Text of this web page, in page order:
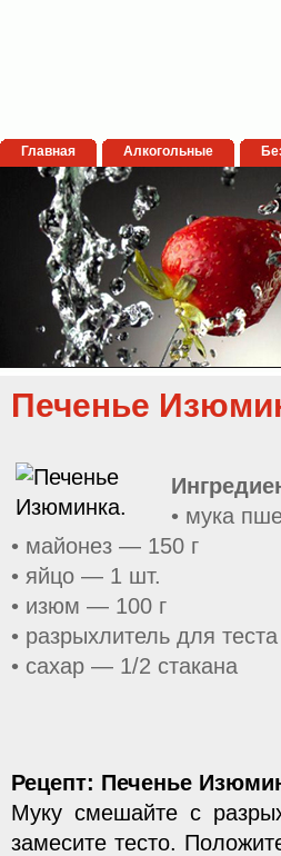
Главная Алкогольные
Печенье
• мука
• майонез — 150 г
• яйцо — 1 шт.
• изюм — 100 г
• разрыхлитель для
• сахар — 1/2 стакана
Рецепт: Печенье
Муку смешайте с
замесите тесто.